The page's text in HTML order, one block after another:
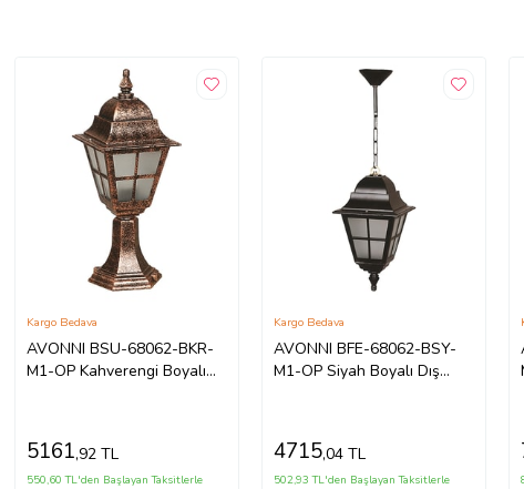
AVONNI BSU-68062-BKR-
M1-OP Kahverengi Boyalı
18cm
Kargo Bedava
5161,92 TL
550,60 TL'den Başlayan Taksitlerle
AVONNI BFE-68062-BSY-
M1-OP Siyah Boyalı Dış
18cm
Kargo Bedava
4715,04 TL
502,93 TL'den Başlayan Taksitlerle